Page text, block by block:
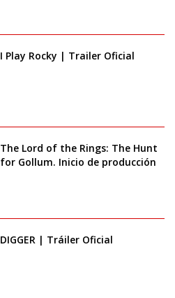
I Play Rocky | Trailer Oficial
The Lord of the Rings: The Hunt
for Gollum. Inicio de producción
DIGGER | Tráiler Oficial